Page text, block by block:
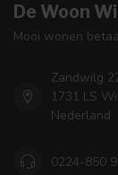
De Woon
Mooi wonen
Zandwilg
1731 LS
Nederland
0224-850